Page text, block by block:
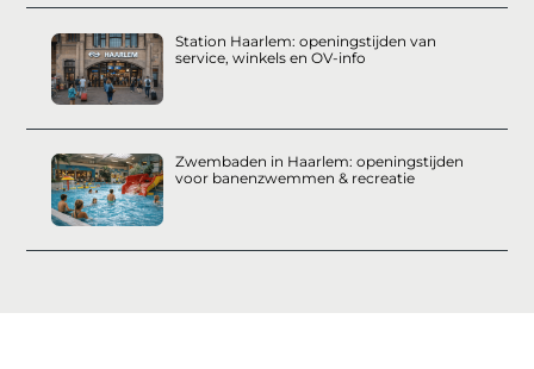
Station Haarlem: openingstijden van
service, winkels en OV-info
Zwembaden in Haarlem: openingstijden
voor banenzwemmen & recreatie